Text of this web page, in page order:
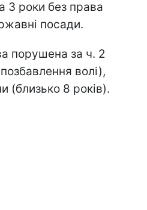
3 роки без права
посади.
порушена за ч. 2
волі),
(близько 8 років).